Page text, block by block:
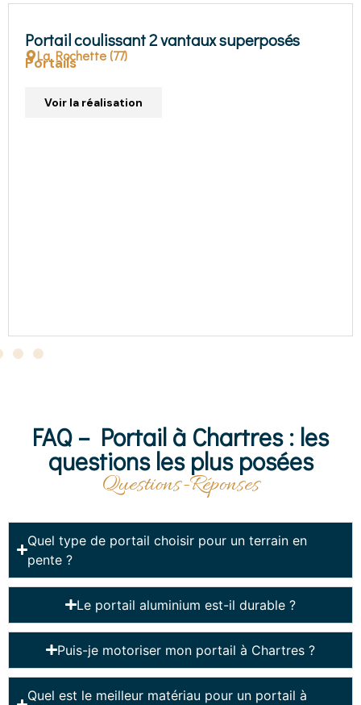
Portails
FAQ – Portail à Chartres : les
questions les plus posées
Questions-Réponses
Quel type de portail choisir pour un terrain en
pente ?
Le portail aluminium est-il durable ?
Puis-je motoriser mon portail à Chartres ?
Quel est le meilleur matériau pour un portail à